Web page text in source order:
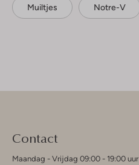
Muiltjes Notre-V
Contact
Maandag - Vrijdag 09:00 - 19:00 uur